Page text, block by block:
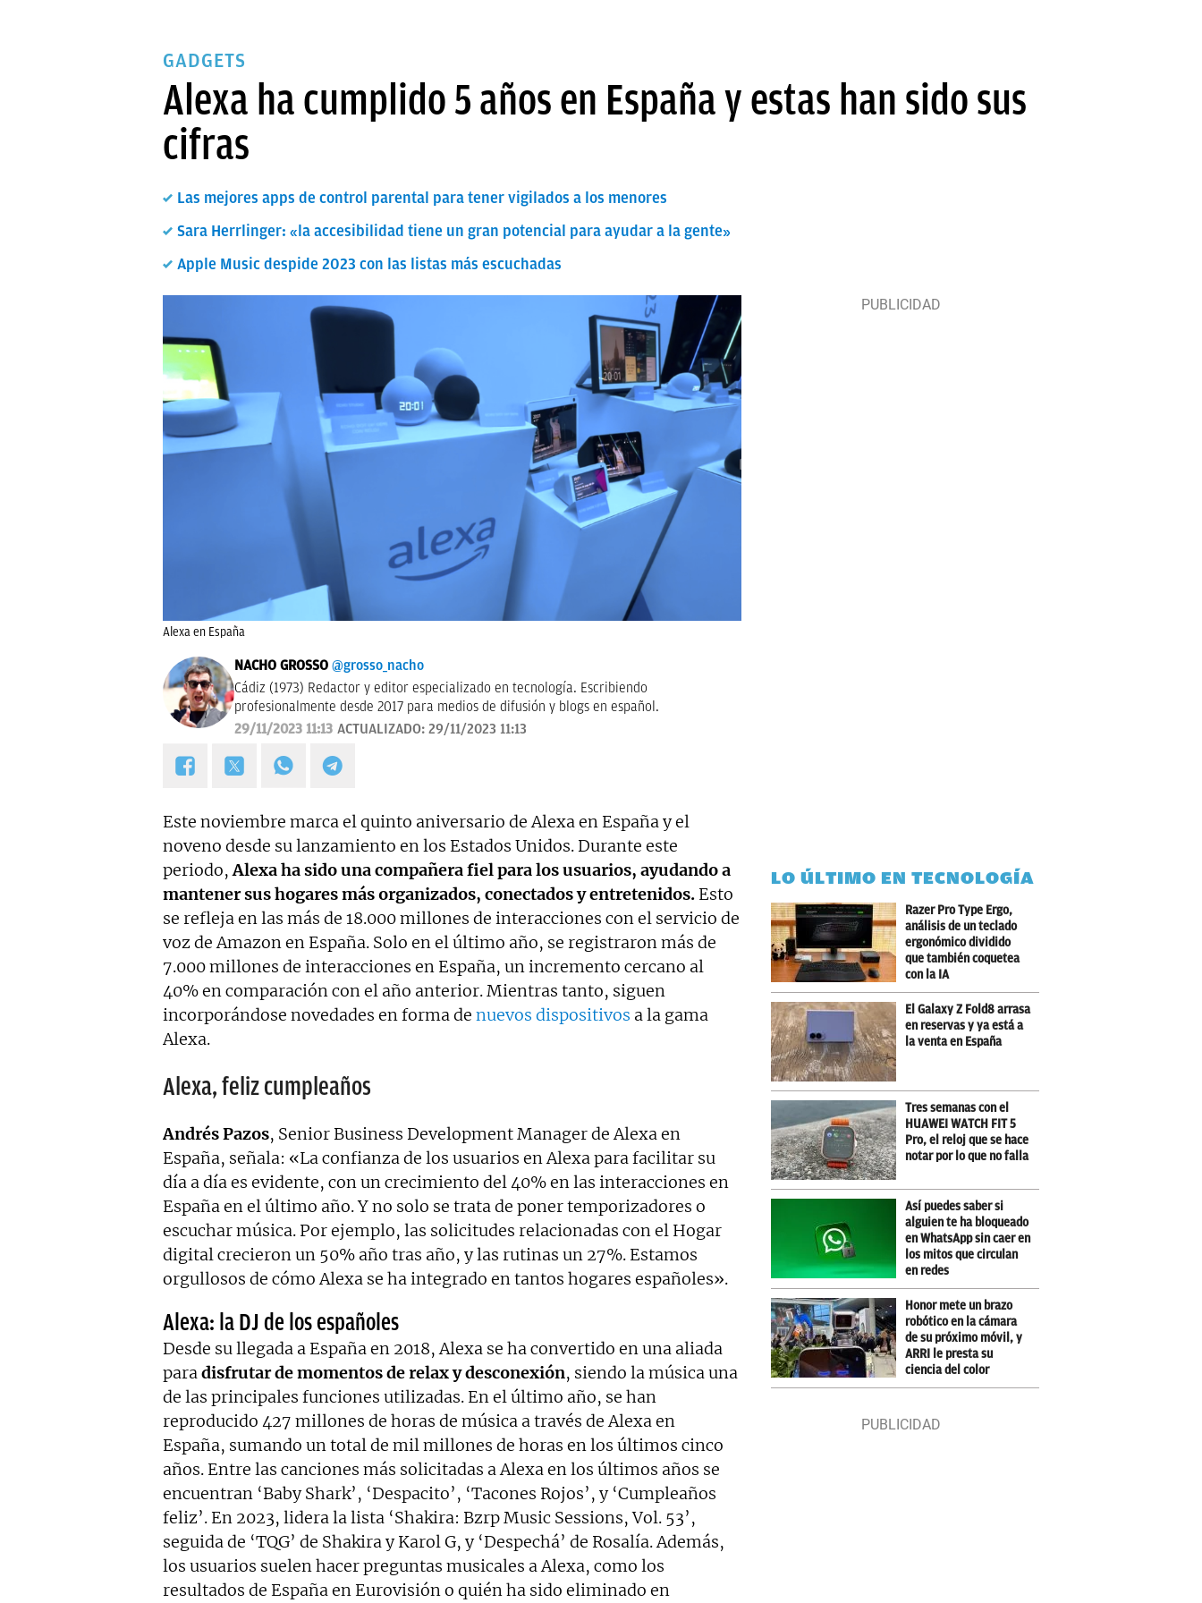
GADGETS
Alexa ha cumplido 5 años en España y estas han sido sus
cifras
Las mejores apps de control parental para tener vigilados a los menores
Sara Herrlinger: «la accesibilidad tiene un gran potencial para ayudar a la gente»
Apple Music despide 2023 con las listas más escuchadas
Alexa en España
NACHO GROSSO @grosso_nacho
Cádiz (1973) Redactor y editor especializado en tecnología. Escribiendo
profesionalmente desde 2017 para medios de difusión y blogs en español.
29/11/2023 11:13 ACTUALIZADO: 29/11/2023 11:13
Este noviembre marca el quinto aniversario de Alexa en España y el
noveno desde su lanzamiento en los Estados Unidos. Durante este
periodo,Alexa ha sido una compañera fiel para los usuarios, ayudando a
mantener sus hogares más organizados, conectados y entretenidos. Esto
se refleja en las más de 18.000 millones de interacciones con el servicio de
voz de Amazon en España. Solo en el último año, se registraron más de
7.000 millones de interacciones en España, un incremento cercano al
40% en comparación con el año anterior. Mientras tanto, siguen
incorporándose novedades en forma de nuevos dispositivos a la gama
Alexa.
Alexa, feliz cumpleaños
Andrés Pazos, Senior Business Development Manager de Alexa en
España, señala: «La confianza de los usuarios en Alexa para facilitar su
día a día es evidente, con un crecimiento del 40% en las interacciones en
España en el último año. Y no solo se trata de poner temporizadores o
escuchar música. Por ejemplo, las solicitudes relacionadas con el Hogar
digital crecieron un 50% año tras año, y las rutinas un 27%. Estamos
orgullosos de cómo Alexa se ha integrado en tantos hogares españoles».
Alexa: la DJ de los españoles
Desde su llegada a España en 2018, Alexa se ha convertido en una aliada
paradisfrutar de momentos de relax y desconexión, siendo la música una
de las principales funciones utilizadas. En el último año, se han
reproducido 427 millones de horas de música a través de Alexa en
España, sumando un total de mil millones de horas en los últimos cinco
años. Entre las canciones más solicitadas a Alexa en los últimos años se
encuentran ‘Baby Shark’, ‘Despacito’, ‘Tacones Rojos’, y ‘Cumpleaños
feliz’. En 2023, lidera la lista ‘Shakira: Bzrp Music Sessions, Vol. 53’,
seguida de ‘TQG’ de Shakira y Karol G, y ‘Despechá’ de Rosalía. Además,
los usuarios suelen hacer preguntas musicales a Alexa, como los
resultados de España en Eurovisión o quién ha sido eliminado en
LO ÚLTIMO EN TECNOLOGÍA
Razer Pro Type Ergo,
análisis de un teclado
ergonómico dividido
que también coquetea
con la IA
El Galaxy Z Fold8 arrasa
en reservas y ya está a
la venta en España
Tres semanas con el
HUAWEI WATCH FIT 5
Pro, el reloj que se hace
notar por lo que no falla
Así puedes saber si
alguien te ha bloqueado
en WhatsApp sin caer en
los mitos que circulan
en redes
Honor mete un brazo
robótico en la cámara
de su próximo móvil, y
ARRI le presta su
ciencia del color